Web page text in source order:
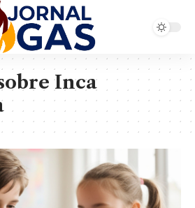
Inca